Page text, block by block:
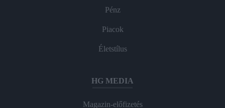
Pénz
Piacok
Életstílus
HG MEDIA
Magazin-előfizetés